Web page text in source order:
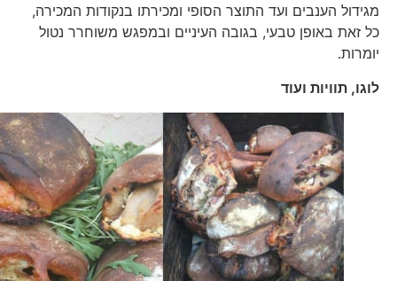
מגידול הענבים ועד התוצר הסופי ומכירתו בנקודות המכירה,
כל זאת באופן טבעי, בגובה העיניים ובמפגש משוחרר נטול
יומרות.
לוגו, תוויות ועוד